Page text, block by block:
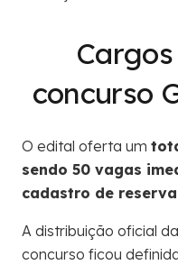
concurso
O edital oferta um
sendo 50 vagas
cadastro de reserva
A distribuição oficial
concurso ficou